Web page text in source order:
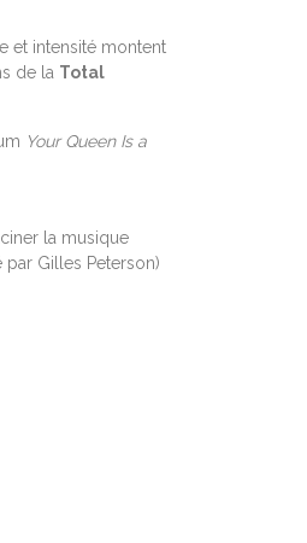
et intensité montent
de la Total
Your Queen Is a
la musique
par Gilles Peterson)